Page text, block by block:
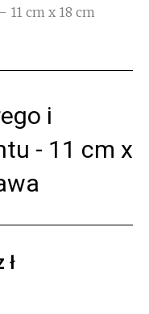
11 cm x 18 cm
i
- 11 cm x